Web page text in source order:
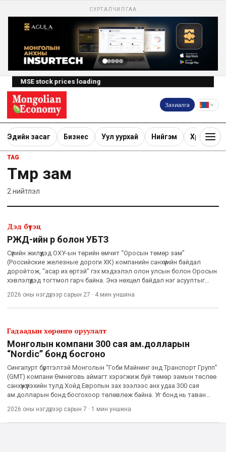
СУРТАЛЧИЛГАА
MSE stock prices loading
Захиалга
Эдийн засаг Бизнес Уул уурхай Нийгэм Хөрөнгө
TAG
Төмөр зам
2 нийтлэл
Дэд бүтэц
РЖД-ийн өр болон УБТЗ
Сүүлийн жилүүдэд ОХУ-ын төрийн өмчит “Оросын төмөр зам”
(Российские железные дороги ХК) компанийн санхүүгийн байдал
доройтож, “асар их өртэй” гэх мэдээлэл олон улсын болон Оросын
хэвлэлүүдэд тогтмол гарч байна. Энэ нөхцөл байдал нэг асуултыг
2026 оны нэгдүгээр сарын 27 · 4 мин уншина
Гадаадын хөрөнгө оруулалт
Монголын компани 300 сая ам.долларын
“Nordic” бонд босгоно
Сингапурт бүртгэлтэй Монголын “Гоби Майнинг энд Транспорт Групп”
(GMT) компани Өмнөговь аймагт хэрэгжиж буй төмөр замын төслөө
санхүүжүүлэхийн тулд Хойд Европын зах зээлээс анх удаа 300 сая
ам.долларын бонд босгохоор төлөвлөж байна. Уг бонд нь таван
2026 оны нэгдүгээр сарын 7 · 1 мин уншина